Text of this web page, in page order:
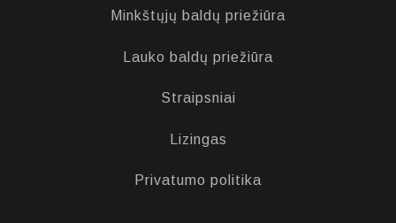
Minkštųjų baldų priežiūra
Lauko baldų priežiūra
Straipsniai
Lizingas
Privatumo politika